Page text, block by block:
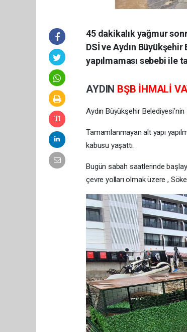
45 dakikalık yağmur
DSİ ve Aydın
yapılmaması sebebi ile
AYDIN BŞB İHMALİ
Aydın Büyükşehir
Tamamlanmayan alt yapı
kabusu yaşattı.
Bugün sabah saatlerinde
çevre yolları olmak üzere ,